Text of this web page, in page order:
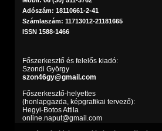
Adószám: 18110661-2-41
Számlaszám: 11713012-21181665
ISSN 1588-1466
Főszerkesztő és felelős kiadó:
Szondi György
szon46gy@gmail.com
Főszerkesztő-helyettes
(honlapgazda, képgrafikai tervező):
Hegyi-Botos Attila
online.naput@gmail.com